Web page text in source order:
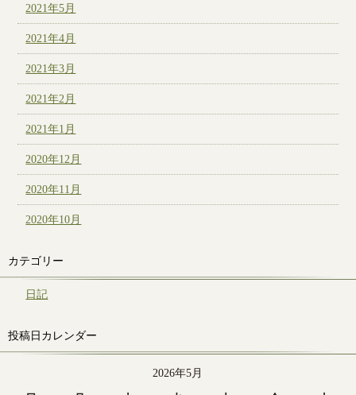
2021年5月
2021年4月
2021年3月
2021年2月
2021年1月
2020年12月
2020年11月
2020年10月
カテゴリー
日記
投稿日カレンダー
2026年5月